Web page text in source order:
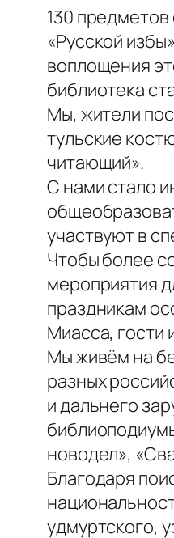
130
«Русской
воплощения
библиотека
Мы, жители
тульские
читающий».
С нами стало
участвуют в
Чтобы более
мероприятия
праздникам
Миасса, гости
Мы живём на
разных
и дальнего
новодел»,
Благодаря
удмуртского,